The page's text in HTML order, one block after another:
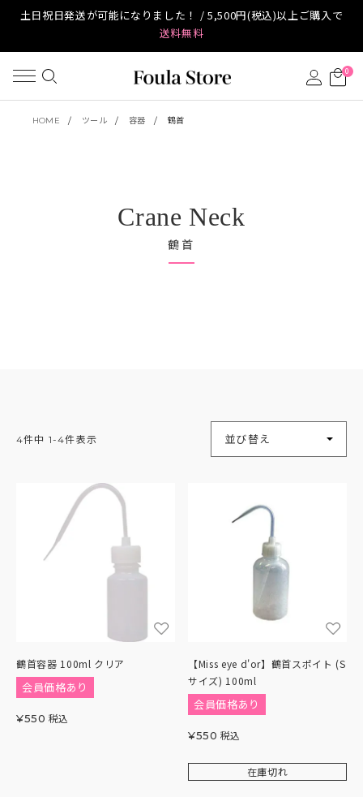
土日祝日発送が可能になりました！ / 5,500円(税込)以上ご購入で
送料無料
0
HOME ツール 容器 鶴首
Crane Neck
鶴首
並び替え
4件中 1-4件表示
鶴首容器 100ml クリア
会員価格あり
¥550 税込
【Miss eye d'or】鶴首スポイト (S
サイズ) 100ml
会員価格あり
¥550 税込
在庫切れ